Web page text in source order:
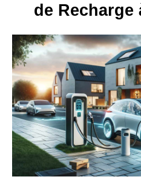
de Recharge